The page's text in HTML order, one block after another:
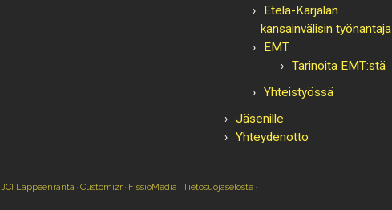
Etelä-Karjalan
kansainvälisin työnantaja
EMT
Tarinoita EMT:stä
Yhteistyössä
Jäsenille
Yhteydenotto
JCI Lappeenranta · Customizr · FissioMedia · Tietosuojaseloste ·